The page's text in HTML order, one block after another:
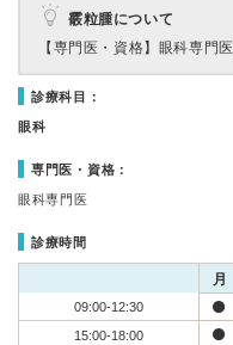
霰粒腫について
【専門医・資格】 眼科専門医
診療科目：
眼科
専門医・資格：
眼科専門医
診療時間
月
09:00-12:30
15:00-18:00